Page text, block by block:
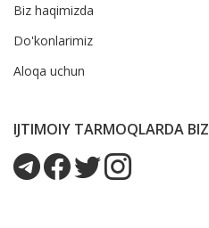
Biz haqimizda
Do'konlarimiz
Aloqa uchun
IJTIMOIY TARMOQLARDA BIZ